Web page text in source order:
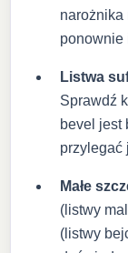
narożnika
ponownie
Listwa
Sprawdź
bevel jest
przylegać
Małe
(listwy
(listwy